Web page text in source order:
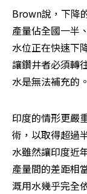
Brown說，下降
產量佔全國一半
水位正在快速下
讓鑽井者必須轉
水是無法補充的。
印度的情形更嚴
術，以取得超過
水雖然讓印度近
產量間的差距相
溉用水幾乎完全